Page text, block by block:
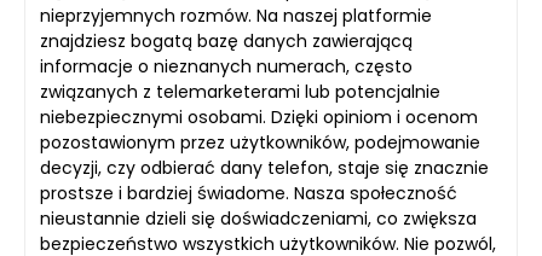
nieprzyjemnych rozmów. Na naszej platformie
znajdziesz bogatą bazę danych zawierającą
informacje o nieznanych numerach, często
związanych z telemarketerami lub potencjalnie
niebezpiecznymi osobami. Dzięki opiniom i ocenom
pozostawionym przez użytkowników, podejmowanie
decyzji, czy odbierać dany telefon, staje się znacznie
prostsze i bardziej świadome. Nasza społeczność
nieustannie dzieli się doświadczeniami, co zwiększa
bezpieczeństwo wszystkich użytkowników. Nie pozwól,